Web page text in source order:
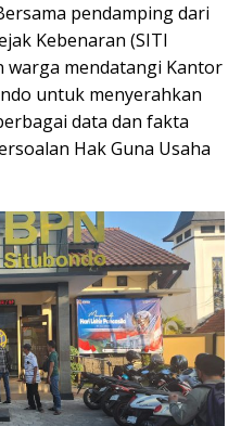
pendamping dari
Kebenaran (SITI
warga mendatangi Kantor
untuk menyerahkan
data dan fakta
Hak Guna Usaha